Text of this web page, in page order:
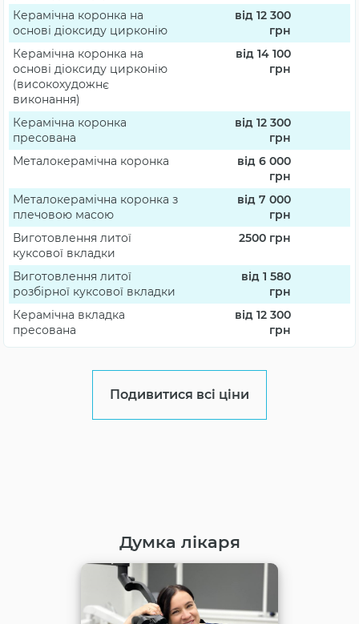
Керамічна коронка на
основі діоксиду цирконію
від 12 300
грн
Керамічна коронка на
основі діоксиду цирконію
(високохудожнє
виконання)
від 14 100
грн
Керамічна коронка
пресована
від 12 300
грн
Металокерамічна коронка
від 6 000
грн
Металокерамічна коронка з
плечовою масою
від 7 000
грн
Виготовлення литої
куксової вкладки
2500 грн
Виготовлення литої
розбірної куксової вкладки
від 1 580
грн
Керамічна вкладка
пресована
від 12 300
грн
Подивитися всі ціни
Думка лікаря